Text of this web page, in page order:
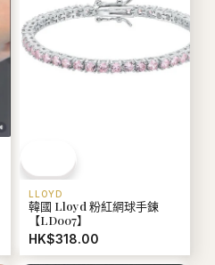
LLOYD
韓國 Lloyd 粉紅網球手鍊
【LD007】
HK$318.00